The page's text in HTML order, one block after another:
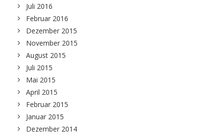
Juli 2016
Februar 2016
Dezember 2015
November 2015
August 2015
Juli 2015
Mai 2015
April 2015
Februar 2015
Januar 2015
Dezember 2014